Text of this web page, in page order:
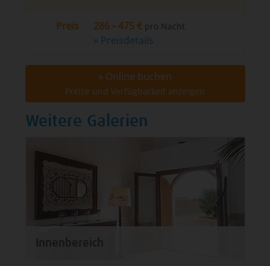
Preis 286 – 475 € pro Nacht
» Preisdetails
» Online buchen
Preise und Verfügbarkeit anzeigen
Weitere Galerien